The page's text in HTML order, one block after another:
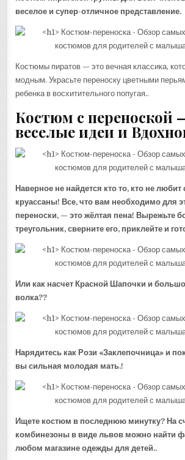
веселое и супер-отличное представление.
Костюмы пиратов — это вечная классика,
модным. Украсьте переноску цветными
ребенка в восхитительного попугая..
Костюм с переноской
веселые идеи и
Наверное не найдется кто то, кто не
круассаны! Все, что вам необходимо для
переноски, — это жёлтая пена! Вырежьте
треугольник, сверните его, приклейте и
Или как насчет Красной Шапочки и
волка??
Нарядитесь как Рози «Заклепочница» и
вы сильная молодая мать.!
Ищете костюм в последнюю минутку? На
комбинезоны в виде львов можно найти
любом магазине одежды для детей..